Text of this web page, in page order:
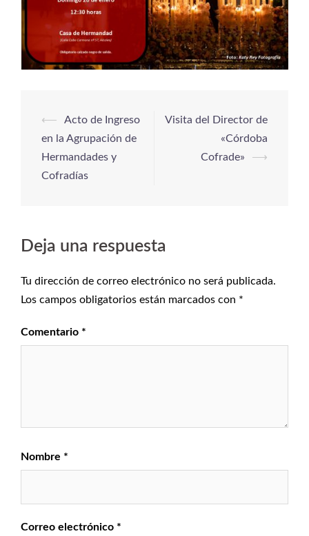
⟵
Acto de Ingreso
en la Agrupación de
Hermandades y
Cofradías
Visita del Director de
«Córdoba
Cofrade»
⟶
Deja una respuesta
Tu dirección de correo electrónico no será publicada.
Los campos obligatorios están marcados con *
Comentario *
Nombre *
Correo electrónico *